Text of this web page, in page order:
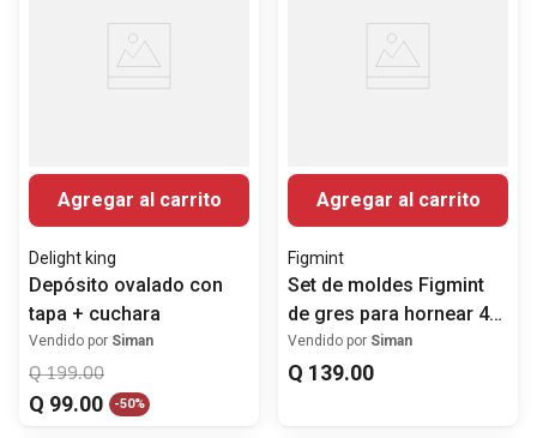
Agregar al carrito
Delight king
Depósito ovalado con
tapa + cuchara
Vendido por Siman
Q 199.00
Q 99.00 -50%
Agregar al carrito
Figmint
Set de moldes Figmint
de gres para hornear 4
piezas
Vendido por Siman
Q 139.00